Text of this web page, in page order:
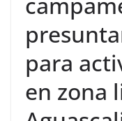
para
en zona